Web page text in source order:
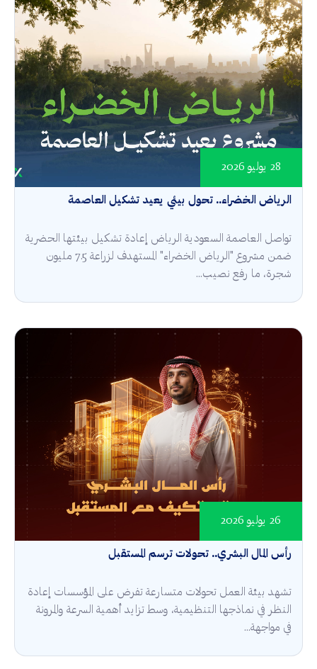
الرياض الخضراء.. تحول بيئي يعيد تشكيل العاصمة
28 يوليو 2026
تواصل العاصمة السعودية الرياض إعادة تشكيل بيئتها الحضرية
ضمن مشروع "الرياض الخضراء" المستهدف لزراعة 7.5 مليون
شجرة، ما رفع نصيب...
رأس المال البشري.. تحولات ترسم المستقبل
26 يوليو 2026
تشهد بيئة العمل تحولات متسارعة تفرض على المؤسسات إعادة
النظر في نماذجها التنظيمية، وسط تزايد أهمية السرعة والمرونة
في مواجهة...